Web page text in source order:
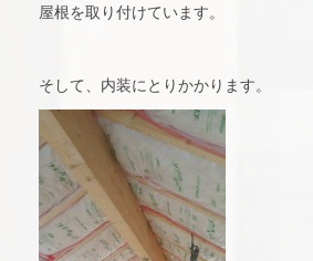
屋根を取り付けています。
そして、内装にとりかかります。